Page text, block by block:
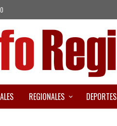
REGIONALES DEPORTES